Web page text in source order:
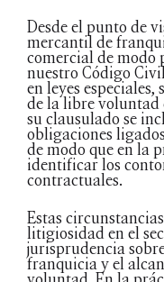
Desde el punto de
mercantil de
comercial de modo
nuestro Código
en leyes
de la libre voluntad
su clausulado se
obligaciones
de modo que en la
identificar los
contractuales.
Estas
litigiosidad en el
jurisprudencia
franquicia y el